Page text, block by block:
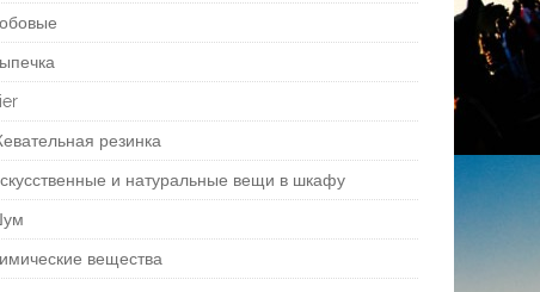
резинка
и натуральные вещи в шкафу
вещества